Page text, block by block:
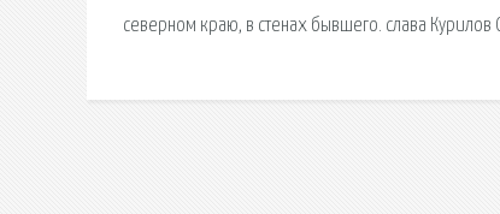
северном краю, в стенах бывшего. cлава